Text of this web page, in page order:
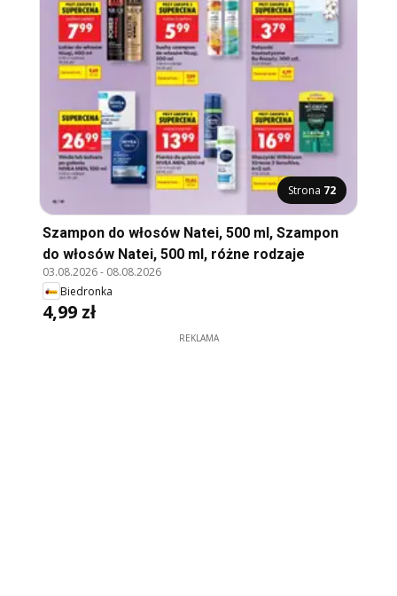
Strona 72
Szampon do włosów Natei, 500 ml, Szampon
do włosów Natei, 500 ml, różne rodzaje
03.08.2026- 08.08.2026
Biedronka
4,99 zł
REKLAMA